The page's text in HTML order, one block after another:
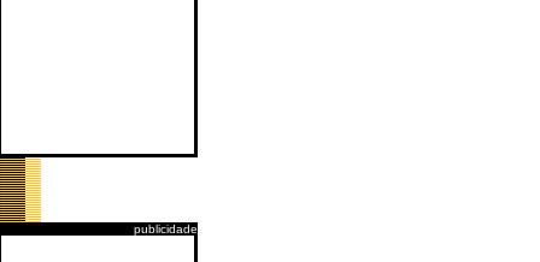
publicidade